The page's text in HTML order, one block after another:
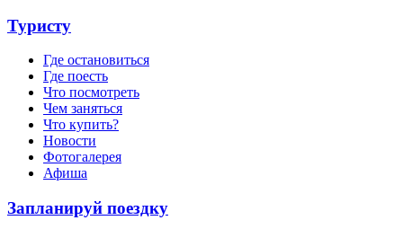
Туристу
Где остановиться
Где поесть
Что посмотреть
Чем заняться
Что купить?
Новости
Фотогалерея
Афиша
Запланируй поездку